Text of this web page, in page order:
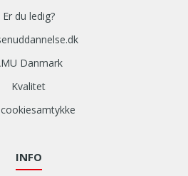
Er du ledig?
Danmark
Kvalitet
INFO